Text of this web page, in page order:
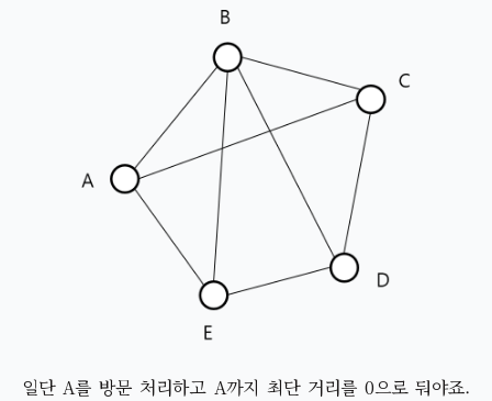
일단 A를 방문 처리하고 A까지 최단 거리를 0으로 둬야죠.